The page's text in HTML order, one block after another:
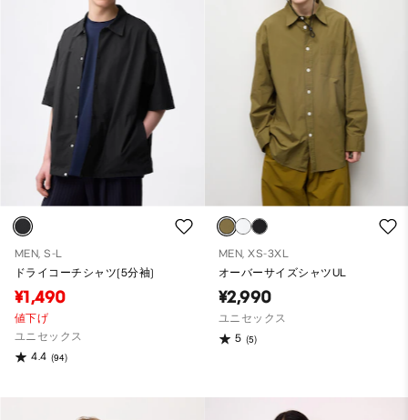
MEN, S-L
ドライコーチシャツ(5分袖)
¥1,490
値下げ
ユニセックス
4.4 (94)
MEN, XS-3XL
オーバーサイズシャツUL
¥2,990
ユニセックス
5 (5)